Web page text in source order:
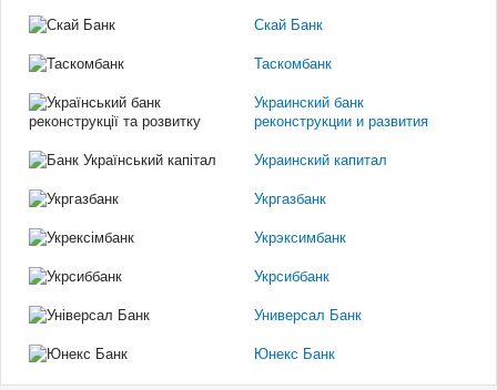
Скай Банк
Таскомбанк
Украинский банк
реконструкции и развития
Украинский капитал
Укргазбанк
Укрэксимбанк
Укрсиббанк
Универсал Банк
Юнекс Банк